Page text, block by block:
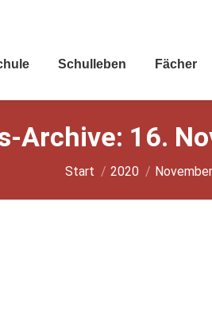
Schul­le­ben Fächer
Archive: 16.
Sie befinden sich hier:
Start 2020 November